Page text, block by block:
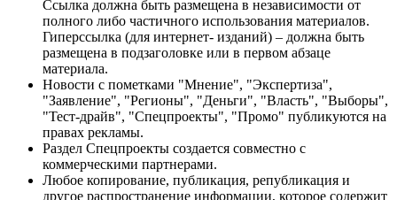
Ссылка должна быть размещена в независимости от
полного либо частичного использования материалов.
Гиперссылка (для интернет- изданий) – должна быть
размещена в подзаголовке или в первом абзаце
материала.
Новости с пометками "Мнение", "Экспертиза",
"Заявление", "Регионы", "Деньги", "Власть", "Выборы",
"Тест-драйв", "Спецпроекты", "Промо" публикуются на
правах рекламы.
Раздел Спецпроекты создается совместно с
коммерческими партнерами.
Любое копирование, публикация, републикация и
другое распространение информации, которое содержит